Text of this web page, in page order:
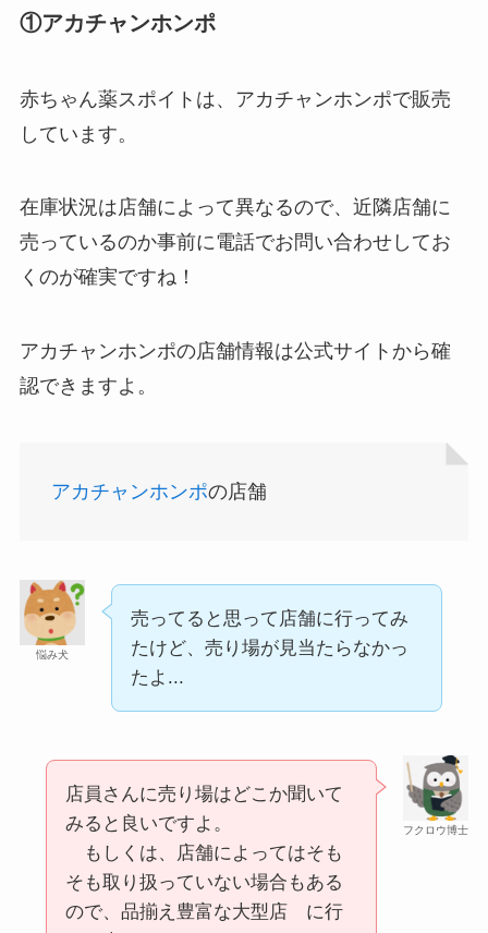
オンでは売ってない!
①アカチャンホンポ
赤ちゃん薬スポイトは、アカチャンホンポで販売
しています。
在庫状況は店舗によって異なるので、近隣店舗に
売っているのか事前に電話でお問い合わせしてお
くのが確実ですね！
アカチャンホンポの店舗情報は公式サイトから確
認できますよ。
アカチャンホンポの店舗
悩み犬
売ってると思って店舗に行ってみ
たけど、売り場が見当たらなかっ
たよ...
フクロウ博士
店員さんに売り場はどこか聞いて
みると良いですよ。
もしくは、店舗によってはそも
そも取り扱っていない場合もある
ので、品揃え豊富な大型店 に行